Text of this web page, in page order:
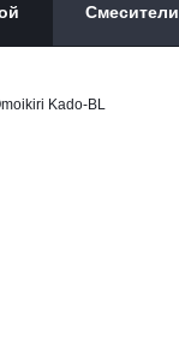
Смесители
Kado-BL